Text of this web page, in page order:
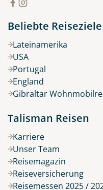
Beliebte Reiseziele
Lateinamerika
USA
Portugal
England
Gibraltar
Talisman Reisen
Karriere
Unser Team
Reisemagazin
Reiseversicherung
Reisemessen 2025 /